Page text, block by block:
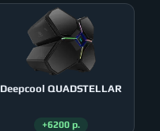
Deepcool QUADSTELLAR
+6200 р.